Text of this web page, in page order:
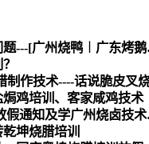
关于【广
制作技术----话说脆皮叉
鸡培训、客家咸鸡技术
广州粤煌
坤烧腊培训